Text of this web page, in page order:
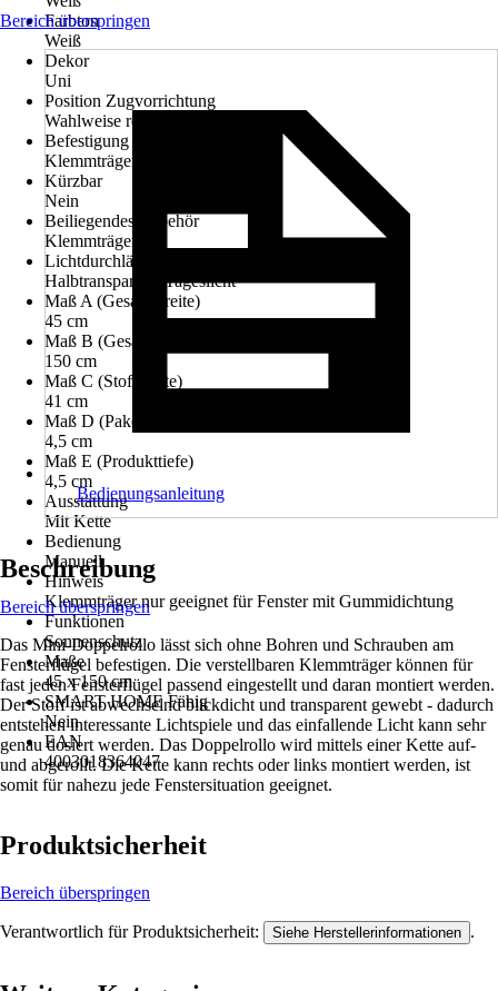
Farbton
Weiß
Dekor
Uni
Position Zugvorrichtung
Wahlweise rechts oder links
Befestigung
Klemmträger, Ohne Bohren
Kürzbar
Nein
Beiliegendes Zubehör
Klemmträger
Lichtdurchlässigkeit
Halbtransparent, Tageslicht
Maß A (Gesamtbreite)
45 cm
Maß B (Gesamthöhe)
150 cm
Maß C (Stoffbreite)
41 cm
Maß D (Pakethöhe im geschlossenen Zustand)
4,5 cm
Maß E (Produkttiefe)
4,5 cm
Ausstattung
Mit Kette
Bedienung
Manuell
Hinweis
Klemmträger nur geeignet für Fenster mit Gummidichtung
Funktionen
Sonnenschutz
Maße
45 x 150 cm
SMART HOME Fähig
Nein
EAN
4003018364047
Bereich überspringen
Bedienungsanleitung
Beschreibung
Bereich überspringen
Das Mini-Doppelrollo lässt sich ohne Bohren und Schrauben am
Fensterflügel befestigen. Die verstellbaren Klemmträger können für
fast jeden Fensterflügel passend eingestellt und daran montiert werden.
Der Stoff ist abwechselnd blickdicht und transparent gewebt - dadurch
entstehen interessante Lichtspiele und das einfallende Licht kann sehr
genau dosiert werden. Das Doppelrollo wird mittels einer Kette auf-
und abgerollt. Die Kette kann rechts oder links montiert werden, ist
somit für nahezu jede Fenstersituation geeignet.
Produktsicherheit
Bereich überspringen
Verantwortlich für Produktsicherheit: Siehe Herstellerinformationen .